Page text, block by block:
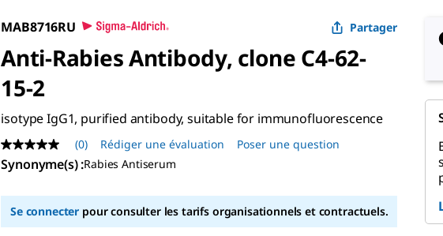
MAB8716RU Partager
Anti-Rabies Antibody, clone C4-62-
15-2
isotype IgG1, purified antibody, suitable for immunofluorescence
Aucune
valeur
de
Lien
sur
la
(0) Rédiger une évaluation Poser une question
Synonyme(s):Rabies Antiserum
Se connecter pour consulter les tarifs organisationnels et contractuels.